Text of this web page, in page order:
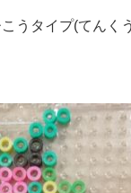
うタイプ(てんく